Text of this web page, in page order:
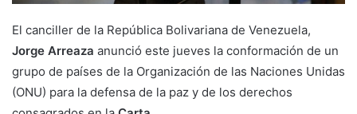
El canciller de la República Bolivariana de Venezuela,
Jorge Arreaza anunció este jueves la conformación de un
grupo de países de la Organización de las Naciones Unidas
(ONU) para la defensa de la paz y de los derechos